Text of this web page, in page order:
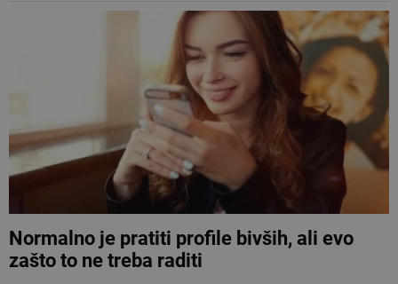
Normalno je pratiti profile bivših, ali evo
zašto to ne treba raditi